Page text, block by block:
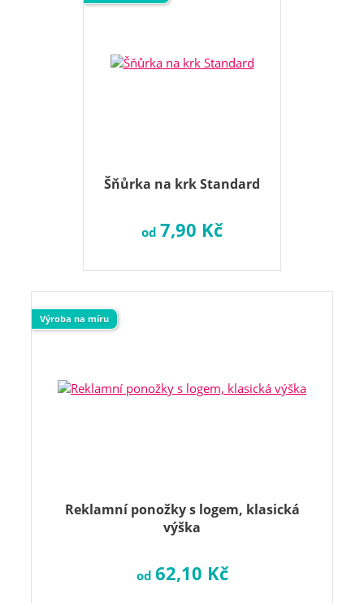
Šňůrka na krk Standard
od 7,90 Kč
Reklamní ponožky s logem, klasická
výška
Výroba na míru
od 62,10 Kč